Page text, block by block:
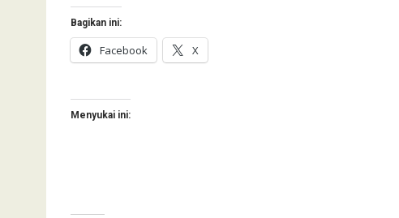
Bagikan ini:
Facebook X
Menyukai ini: